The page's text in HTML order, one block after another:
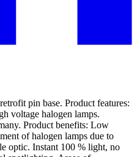
pin base. Product features:
voltage halogen lamps.
Product benefits: Low
of halogen lamps due to
optic. Instant 100 % light, no